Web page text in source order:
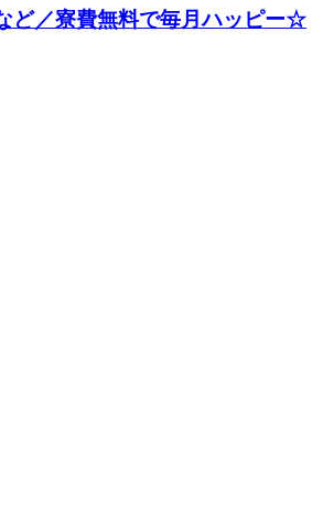
ど／寮費無料で毎月ハッピー☆